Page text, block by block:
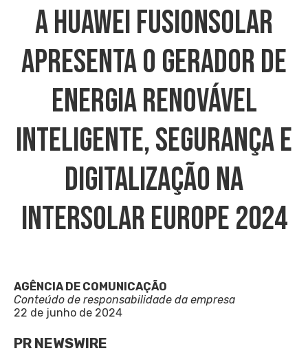
A Huawei FusionSolar
Apresenta O Gerador De
Energia Renovável
Inteligente, Segurança E
Digitalização Na
Intersolar Europe 2024
AGÊNCIA DE COMUNICAÇÃO
Conteúdo de responsabilidade da empresa
22 de junho de 2024
PR NEWSWIRE